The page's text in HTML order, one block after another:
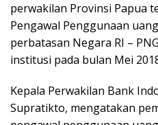
perwakilan Provinsi Papua
Pengawal Penggunaan
perbatasan Negara RI –
institusi pada bulan Mei
Kepala Perwakilan Bank
Supratikto, mengatakan